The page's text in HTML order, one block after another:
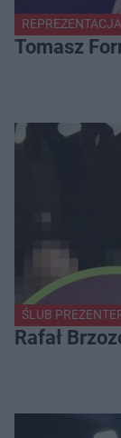
Tomasz
ŚLUB
Rafał